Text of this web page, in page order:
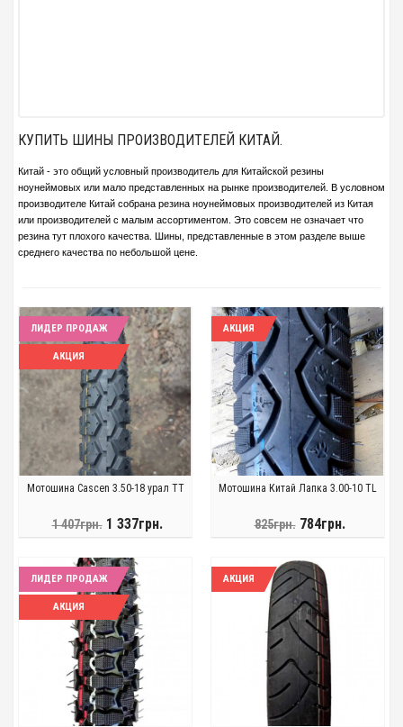
КУПИТЬ ШИНЫ ПРОИЗВОДИТЕЛЕЙ КИТАЙ.
Китай - это общий условный производитель для Китайской резины
ноунеймовых или мало представленных на рынке производителей. В условном
производителе Китай собрана резина ноунеймовых производителей из Китая
или производителей с малым ассортиментом. Это совсем не означает что
резина тут плохого качества. Шины, представленные в этом разделе выше
среднего качества по небольшой цене.
ЛИДЕР ПРОДАЖ
АКЦИЯ
Мотошина Cascen 3.50-18 урал TT
1 407грн. 1 337грн.
АКЦИЯ
Мотошина Китай Лапка 3.00-10 TL
825грн. 784грн.
ЛИДЕР ПРОДАЖ
АКЦИЯ
АКЦИЯ